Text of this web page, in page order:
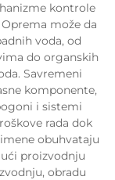
kontrole
može da
voda, od
do organskih
Savremeni
komponente,
i sistemi
rada dok
obuhvataju
proizvodnju
obradu